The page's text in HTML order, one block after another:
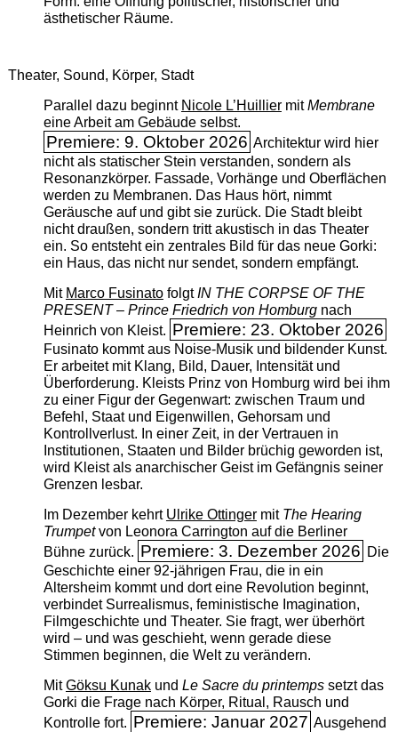
ästhetischer Räume.
Theater, Sound, Körper, Stadt
Parallel dazu beginnt Nicole L’Huilliermit ­Membrane
eine Arbeit am Gebäude selbst.
Premiere: 9. Oktober 2026 Architektur wird hier
nicht als statischer Stein verstanden, sondern als
Resonanzkörper. Fassade, Vorhänge und Oberflächen
werden zu Membranen. Das Haus hört, nimmt
Geräusche auf und gibt sie zurück. Die Stadt bleibt
nicht draußen, sondern tritt akustisch in das Theater
ein. So entsteht ein zentrales Bild für das neue Gorki:
ein Haus, das nicht nur sendet, sondern empfängt.
Mit Marco FusinatofolgtIN THE CORPSE OF THE
PRESENT – Prince Friedrich von Homburgnach
Heinrich von Kleist. Premiere: 23. Oktober 2026
Fusinato kommt aus Noise-Musik und bildender Kunst.
Er arbeitet mit Klang, Bild, Dauer, Intensität und
Überforderung. Kleists Prinz von Homburg wird bei ihm
zu einer Figur der Gegenwart: zwischen Traum und
Befehl, Staat und Eigenwillen, Gehorsam und
Kontrollverlust. In einer Zeit, in der Vertrauen in
Institutionen, Staaten und Bilder brüchig geworden ist,
wird Kleist als anarchischer Geist im Gefängnis seiner
Grenzen lesbar.
Im Dezember kehrt Ulrike Ottingermit The ­Hearing
Trumpetvon Leonora Carrington auf die Berliner
Bühne zurück. Premiere: 3. Dezember 2026 Die
Geschichte einer 92-jährigen Frau, die in ein
Altersheim kommt und dort eine Revolution beginnt,
verbindet Surrealismus, feministische Imagination,
Filmgeschichte und Theater. Sie fragt, wer überhört
wird – und was geschieht, wenn gerade diese
Stimmen beginnen, die Welt zu verändern.
MitGöksu Kunakund Le Sacre du printempssetzt das
Gorki die Frage nach Körper, Ritual, Rausch und
Kontrolle fort. Premiere: Januar 2027 Ausgehend